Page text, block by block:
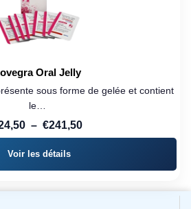
Oral Jelly
sous forme de gelée et contient
le…
– €241,50Plage
Voir les détails